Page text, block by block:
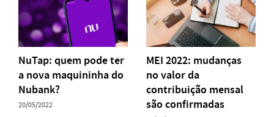
NuTap: quem pode ter
a nova maquininha do
Nubank?
20/05/2022
MEI 2022: mudanças
no valor da
contribuição mensal
são confirmadas